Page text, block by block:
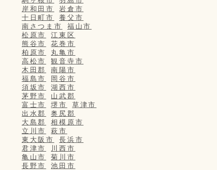
岸和田市
岩倉市
十日町市
養父市
南さつま市
福山市
松原市
江東区
熊谷市
花巻市
柏原市
丸亀市
高松市
観音寺市
木田郡
南陽市
福島市
岡谷市
須坂市
湖西市
茅野市
山武郡
富士市
堺市
草津市
出水郡
奥尻郡
大島郡
相模原市
立川市
萩市
東大阪市
長浜市
君津市
川西市
亀山市
菊川市
長野市
池田市